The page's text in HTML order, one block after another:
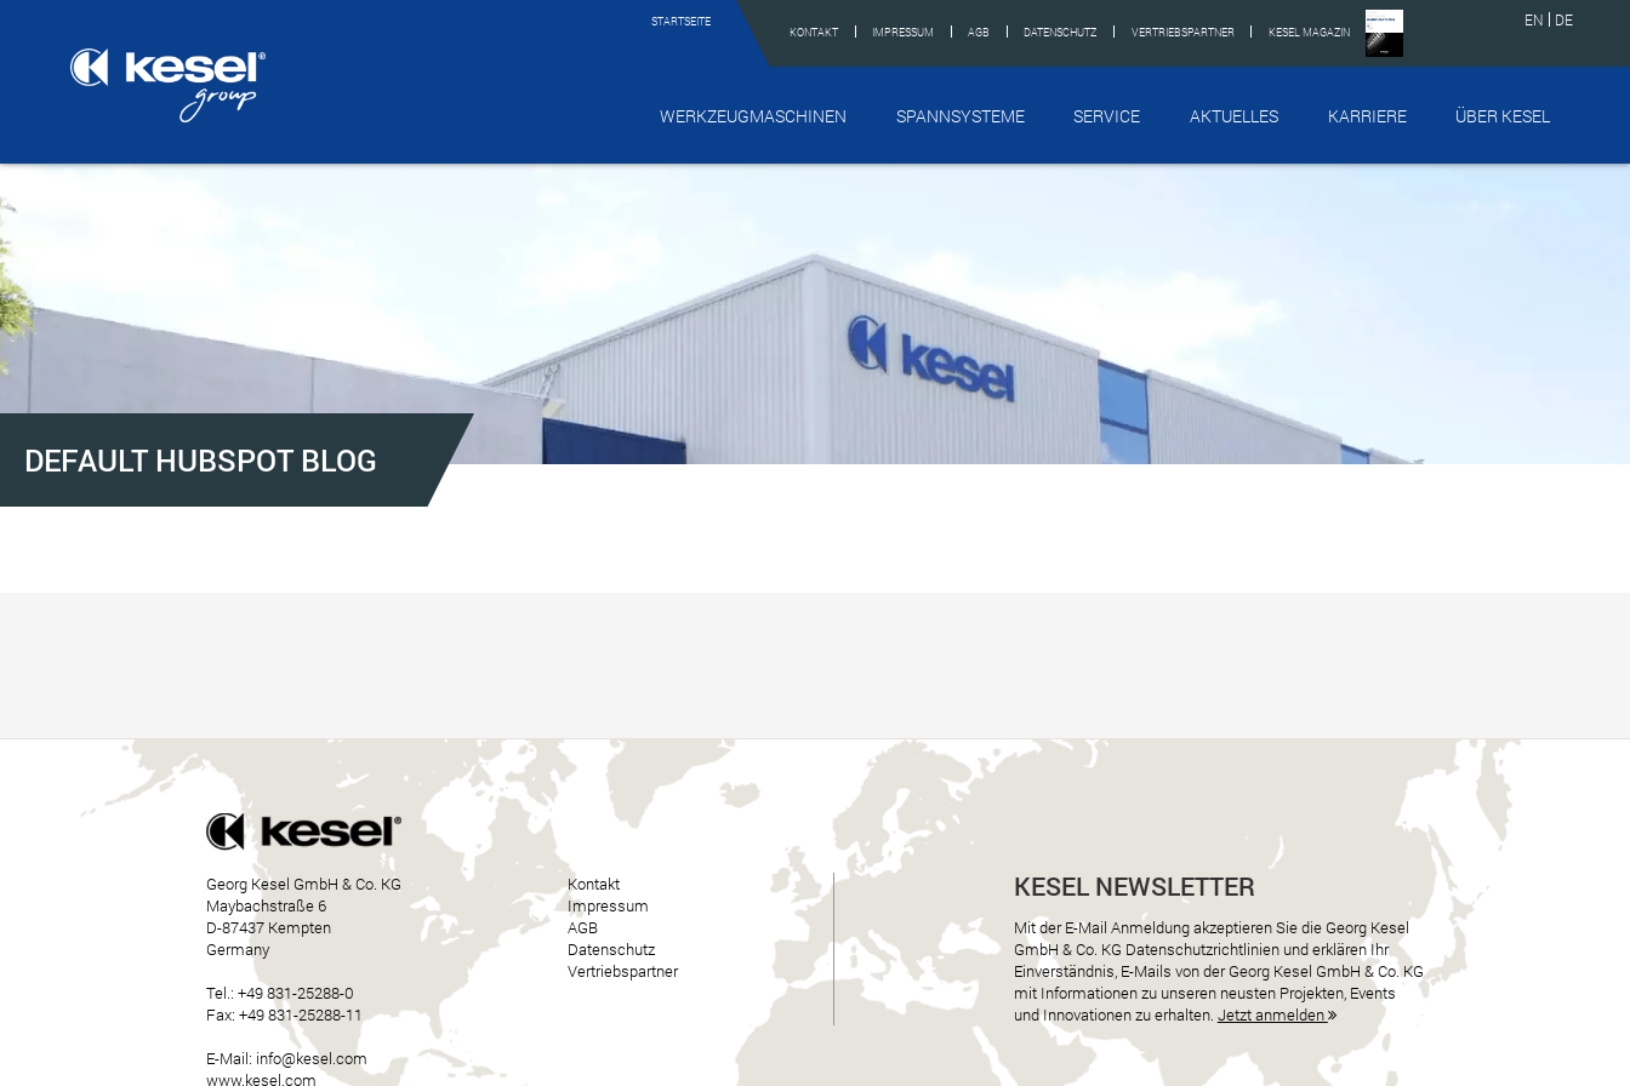
STARTSEITE
KONTAKT IMPRESSUM AGB DATENSCHUTZ VERTRIEBSPARTNER KESEL MAGAZIN
EN DE
WERKZEUGMASCHINEN SPANNSYSTEME SERVICE AKTUELLES KARRIERE ÜBER KESEL
DEFAULT HUBSPOT BLOG
Georg Kesel GmbH & Co. KG
Maybachstraße 6
D-87437 Kempten
Germany
Tel.: +49 831-25288-0
Fax: +49 831-25288-11
E-Mail: info@kesel.com
www.kesel.com
Kontakt
Impressum
AGB
Datenschutz
Vertriebspartner
KESEL NEWSLETTER
Mit der E-Mail Anmeldung akzeptieren Sie die Georg Kesel
GmbH & Co. KG Datenschutzrichtlinien und erklären Ihr
Einverständnis, E-Mails von der Georg Kesel GmbH & Co. KG
mit Informationen zu unseren neusten Projekten, Events
und Innovationen zu erhalten. Jetzt anmelden